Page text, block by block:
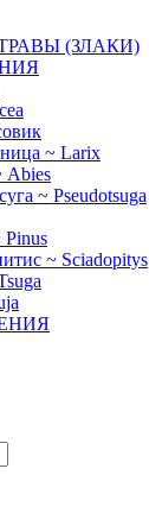
(ЗЛАКИ)
~ Larix
Abies
~ Pseudotsuga
~ Sciadopitys